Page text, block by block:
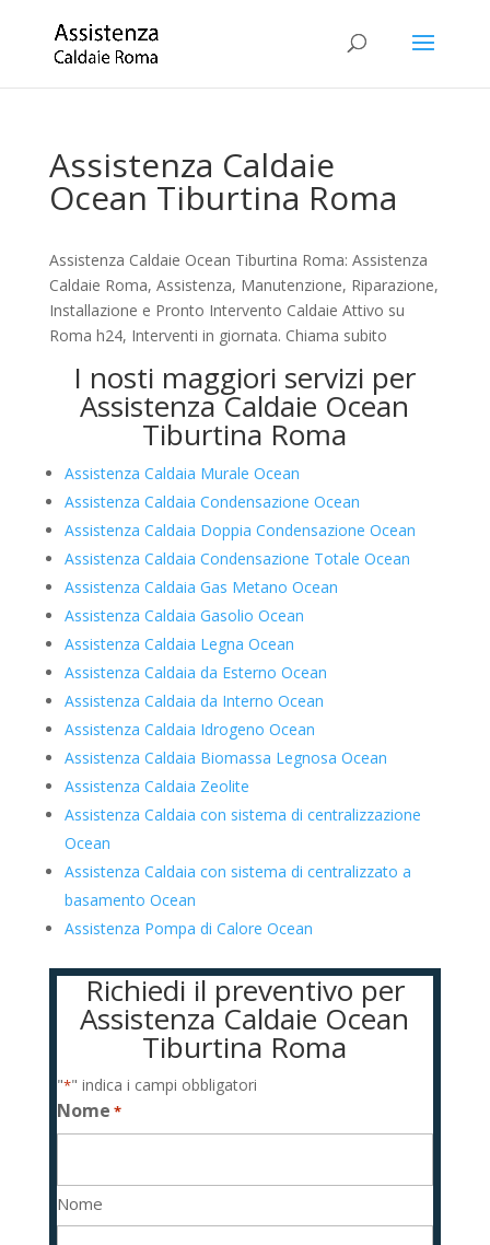
Assistenza Caldaie
Ocean Tiburtina Roma
Assistenza Caldaie Ocean Tiburtina Roma: Assistenza
Caldaie Roma, Assistenza, Manutenzione, Riparazione,
Installazione e Pronto Intervento Caldaie Attivo su
Roma h24, Interventi in giornata. Chiama subito
I nosti maggiori servizi per
Assistenza Caldaie Ocean
Tiburtina Roma
Assistenza Caldaia Murale Ocean
Assistenza Caldaia Condensazione Ocean
Assistenza Caldaia Doppia Condensazione Ocean
Assistenza Caldaia Condensazione Totale Ocean
Assistenza Caldaia Gas Metano Ocean
Assistenza Caldaia Gasolio Ocean
Assistenza Caldaia Legna Ocean
Assistenza Caldaia da Esterno Ocean
Assistenza Caldaia da Interno Ocean
Assistenza Caldaia Idrogeno Ocean
Assistenza Caldaia Biomassa Legnosa Ocean
Assistenza Caldaia Zeolite
Assistenza Caldaia con sistema di centralizzazione
Ocean
Assistenza Caldaia con sistema di centralizzato a
basamento Ocean
Assistenza Pompa di Calore Ocean
Richiedi il preventivo per
Assistenza Caldaie Ocean
Tiburtina Roma
"*" indica i campi obbligatori
Nome *
Nome